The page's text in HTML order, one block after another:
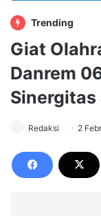
Trending
Giat
Danrem
Redaksi 2